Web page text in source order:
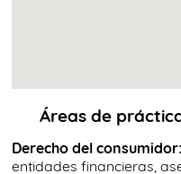
Áreas de
Derecho del consumidor:
entidades financieras,